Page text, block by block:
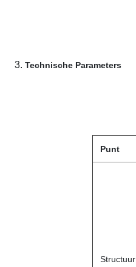
3. Technische Parameters
Punt
Structuur